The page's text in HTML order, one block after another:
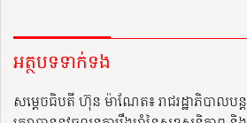
អត្ថបទទាក់ទង
សម្តេចធិបតី ហ៊ុន ម៉ាណែត៖ រាជរដ្ឋាភិបាលបន្ត